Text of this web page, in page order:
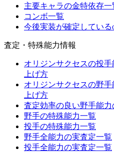
主要キャラの金特依存一
コンボ一覧
今後実装が確定してい
査定・特殊能力情報
オリジンサクセスの投
上げ方
オリジンサクセスの野
上げ方
査定効率の良い野手能力
野手の特殊能力一覧
投手の特殊能力一覧
野手全能力の実査定一覧
投手全能力の実査定一覧